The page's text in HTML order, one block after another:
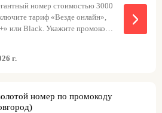
номер стоимостью 3000
тариф «Везде онлайн»,
или Black. Укажите промокод
заказа – изысканный номер
goldkrasnodar
г.
номер по промокоду